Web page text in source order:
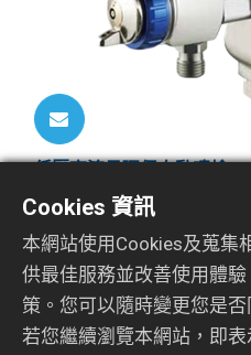
低壓高流量環保自動噴槍
XA-11L
Cookies 資訊
本網站使用Cookies及蒐集
供最佳服務並改善使用體
策。您可以隨時變更您是
若您繼續瀏覽本網站，即